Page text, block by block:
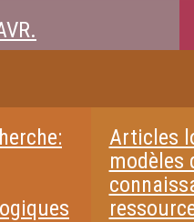
Articles
modèles